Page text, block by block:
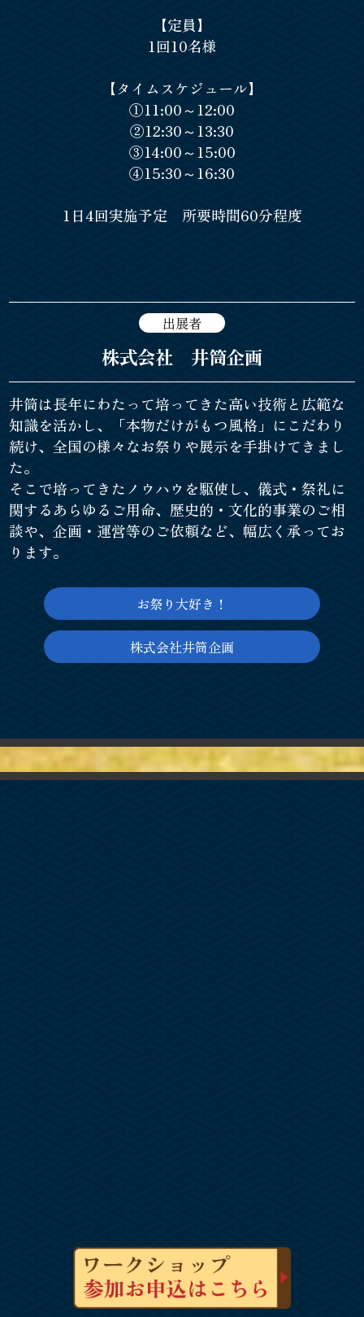
【定員】
1回10名様
【タイムスケジュール】
①11:00～12:00
②12:30～13:30
③14:00～15:00
④15:30～16:30
1日4回実施予定 所要時間60分程度
出展者
株式会社 井筒企画
井筒は長年にわたって培ってきた高い技術と広範な
知識を活かし、「本物だけがもつ風格」にこだわり
続け、全国の様々なお祭りや展示を手掛けてきまし
た。
そこで培ってきたノウハウを駆使し、儀式・祭礼に
関するあらゆるご用命、歴史的・文化的事業のご相
談や、企画・運営等のご依頼など、幅広く承ってお
ります。
お祭り大好き！
株式会社井筒企画